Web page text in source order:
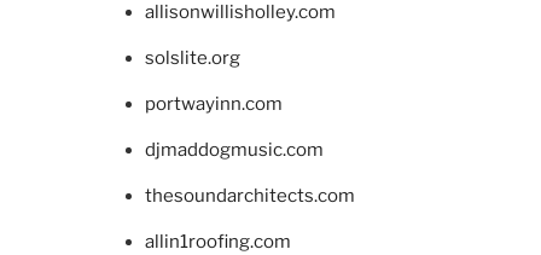
allisonwillisholley.com
solslite.org
portwayinn.com
djmaddogmusic.com
thesoundarchitects.com
allin1roofing.com